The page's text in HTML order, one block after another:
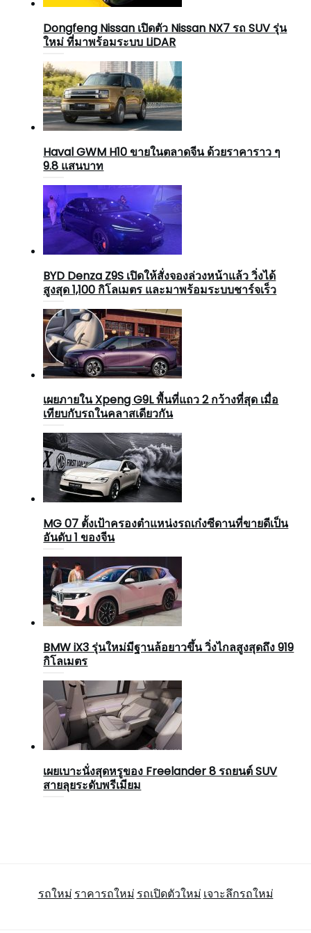
Dongfeng Nissan เปิดตัว Nissan NX7 รถ SUV รุ่น
ใหม่ ที่มาพร้อมระบบ LiDAR
Haval GWM H10 ขายในตลาดจีน ด้วยราคาราว ๆ
9.8 แสนบาท
BYD Denza Z9S เปิดให้สั่งจองล่วงหน้าแล้ว วิ่งได้
สูงสุด 1,100 กิโลเมตร และมาพร้อมระบบชาร์จเร็ว
เผยภายใน Xpeng G9L พื้นที่แถว 2 กว้างที่สุด เมื่อ
เทียบกับรถในคลาสเดียวกัน
MG 07 ตั้งเป้าครองตำแหน่งรถเก๋งซีดานที่ขายดีเป็น
อันดับ 1 ของจีน
BMW iX3 รุ่นใหม่มีฐานล้อยาวขึ้น วิ่งไกลสูงสุดถึง 919
กิโลเมตร
เผยเบาะนั่งสุดหรูของ Freelander 8 รถยนต์ SUV
สายลุยระดับพรีเมียม
รถใหม่ ราคารถใหม่ รถเปิดตัวใหม่ เจาะลึกรถใหม่